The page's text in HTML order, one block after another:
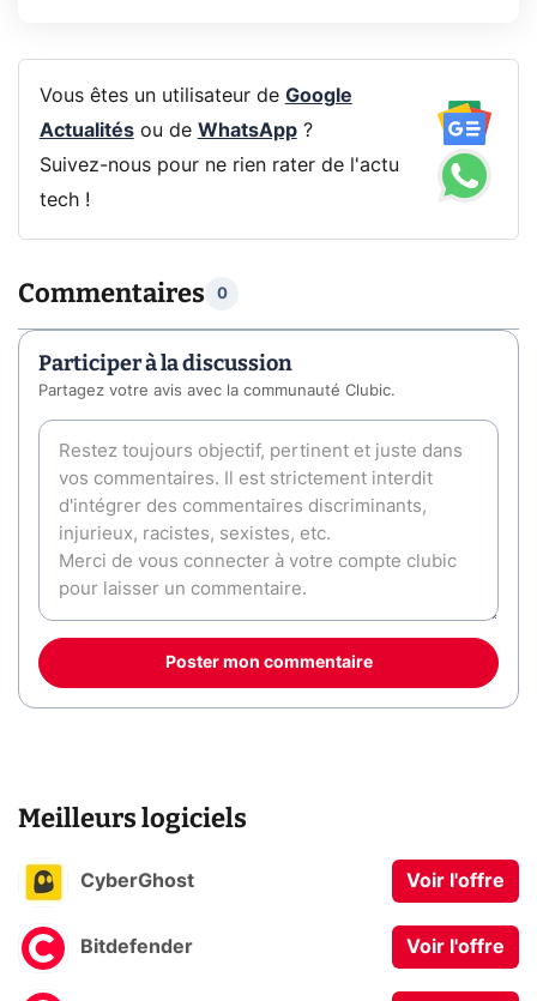
Vous êtes un utilisateur de Google
Actualitésou de WhatsApp?
Suivez-nous pour ne rien rater de l'actu
tech !
Commentaires 0
Participer à la discussion
Partagez votre avis avec la communauté Clubic.
Poster mon commentaire
Meilleurs logiciels
CyberGhost Voir l'offre
Bitdefender Voir l'offre